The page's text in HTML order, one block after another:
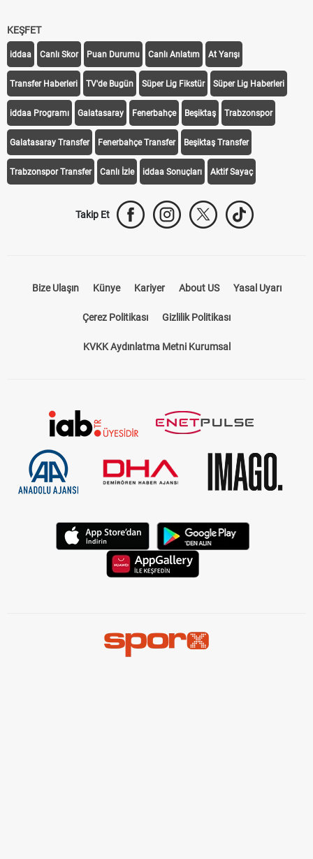
KEŞFET
iddaa Canlı Skor Puan Durumu Canlı Anlatım At Yarışı
Transfer Haberleri TV'de Bugün Süper Lig Fikstür Süper Lig Haberleri
iddaa Programı Galatasaray Fenerbahçe Beşiktaş Trabzonspor
Galatasaray Transfer Fenerbahçe Transfer Beşiktaş Transfer
Trabzonspor Transfer Canlı İzle iddaa Sonuçları Aktif Sayaç
Takip Et
Bize Ulaşın Künye Kariyer About US Yasal Uyarı
Çerez Politikası Gizlilik Politikası
KVKK Aydınlatma Metni Kurumsal